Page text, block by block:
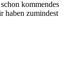
kommendes
haben zumindest